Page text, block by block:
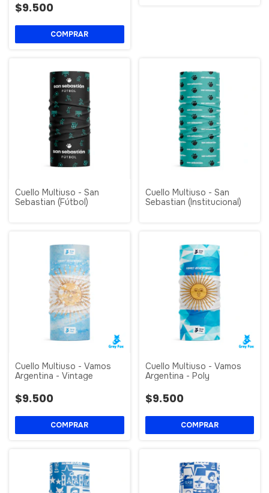
$9.500
Cuello Multiuso - San
Sebastian (Fútbol)
Cuello Multiuso - San
Sebastian (Institucional)
Cuello Multiuso - Vamos
Argentina - Vintage
$9.500
Cuello Multiuso - Vamos
Argentina - Poly
$9.500